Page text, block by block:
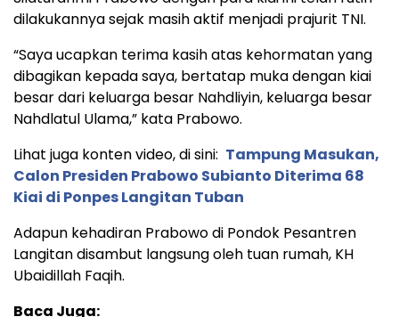
dilakukannya sejak masih aktif menjadi prajurit TNI.
“Saya ucapkan terima kasih atas kehormatan yang
dibagikan kepada saya, bertatap muka dengan kiai
besar dari keluarga besar Nahdliyin, keluarga besar
Nahdlatul Ulama,” kata Prabowo.
Lihat juga konten video, di sini: Tampung Masukan,
Calon Presiden Prabowo Subianto Diterima 68
Kiai di Ponpes Langitan Tuban
Adapun kehadiran Prabowo di Pondok Pesantren
Langitan disambut langsung oleh tuan rumah, KH
Ubaidillah Faqih.
Baca Juga: